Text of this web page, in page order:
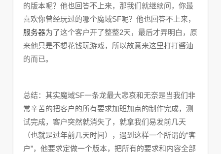
的版本呢？他也回答不上来，那我们就继续问，你最
喜欢你曾经玩过的哪个魔域SF呢？他也回答不上来，
服务器为了这个客户开了整整2天，最后才弄明白，原
来他只是不想花钱玩游戏，所以故意来这里打打酱油
的而已。
总结：其实魔域SF一条龙最大悲哀和无奈是当我们非
常辛苦的把客户的所有要求加班加点的制作完成，测
试完成，客户突然就消失了，就拿我们易发前几天
（也就是过年前几天时间），遇到这样一个所谓的“客
户”，他要求定做一个版本，把所有的要求和内容全部